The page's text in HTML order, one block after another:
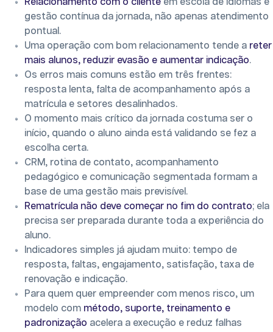
Relacionamento com o cliente em escola de idiomas é
gestão contínua da jornada, não apenas atendimento
pontual.
Uma operação com bom relacionamento tende a reter
mais alunos, reduzir evasão e aumentar indicação.
Os erros mais comuns estão em três frentes:
resposta lenta, falta de acompanhamento após a
matrícula e setores desalinhados.
O momento mais crítico da jornada costuma ser o
início, quando o aluno ainda está validando se fez a
escolha certa.
CRM, rotina de contato, acompanhamento
pedagógico e comunicação segmentada formam a
base de uma gestão mais previsível.
Rematrícula não deve começar no fim do contrato; ela
precisa ser preparada durante toda a experiência do
aluno.
Indicadores simples já ajudam muito: tempo de
resposta, faltas, engajamento, satisfação, taxa de
renovação e indicação.
Para quem quer empreender com menos risco, um
modelo com método, suporte, treinamento e
padronização acelera a execução e reduz falhas